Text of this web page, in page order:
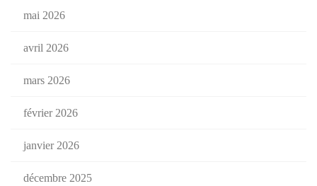
mai 2026
avril 2026
mars 2026
février 2026
janvier 2026
décembre 2025